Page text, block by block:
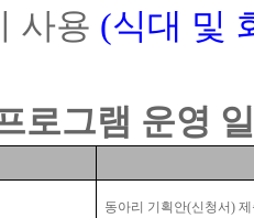
사용 (식대 및
로그램 운영
동아리 기획안(신청서) 제